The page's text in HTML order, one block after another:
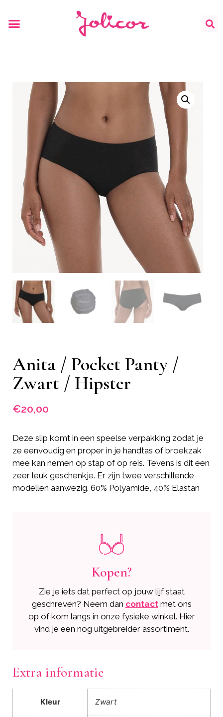
Anita / Pocket Panty /
Zwart / Hipster
€20,00
Deze slip komt in een speelse verpakking zodat je
ze eenvoudig en proper in je handtas of broekzak
mee kan nemen op stap of op reis. Tevens is dit een
zeer leuk geschenkje. Er zijn twee verschillende
modellen aanwezig. 60% Polyamide, 40% Elastan
Kopen?
Zie je iets dat perfect op jouw lijf staat
geschreven? Neem dan contact met ons
op of kom langs in onze fysieke winkel. Hier
vind je een nog uitgebreider assortiment.
Extra informatie
Kleur Zwart